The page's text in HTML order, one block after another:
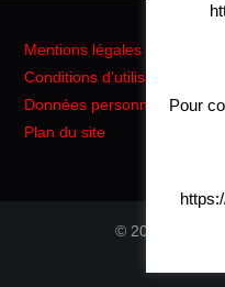
Mentions légales
Conditions d'utilisation
Données personnelles
Plan du site
© 2026 Good
Pour